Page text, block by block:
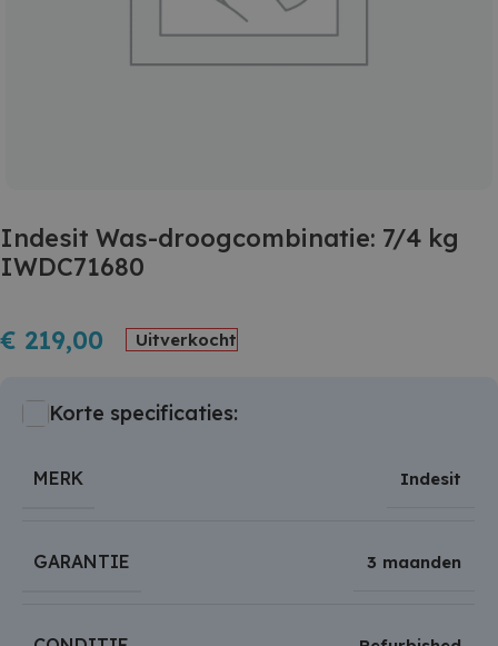
Indesit Was-droogcombinatie: 7/4 kg
IWDC71680
€ 219,00 Uitverkocht
Korte specificaties:
MERK Indesit
GARANTIE 3 maanden